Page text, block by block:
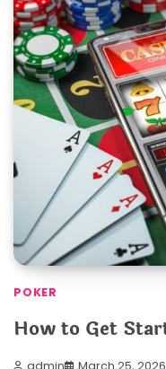
POKER
How to Get
admin March 25, 2026